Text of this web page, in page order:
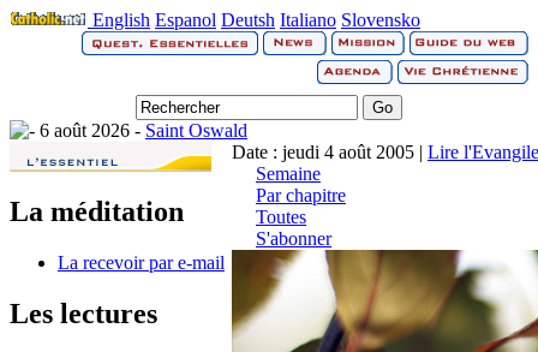
English Espanol Deutsh Italiano Slovensko
6 août 2026 - Saint Oswald
La méditation
La recevoir par e-mail
Les lectures
Date : jeudi 4 août 2005 | Lire
Semaine
Par chapitre
Toutes
S'abonner